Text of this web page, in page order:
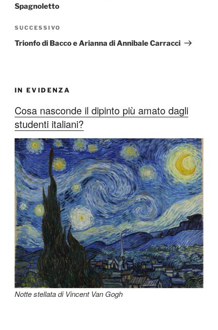
Spagnoletto
Articolo
successivo
SUCCESSIVO
Trionfo di Bacco e Arianna di Annibale Carracci
IN EVIDENZA
Cosa nasconde il dipinto più amato dagli
studenti italiani?
Notte stellata di Vincent Van Gogh